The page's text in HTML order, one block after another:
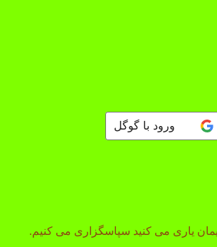
ورود با گوگل
یاری می کنید سپاسگزاری می کنیم.